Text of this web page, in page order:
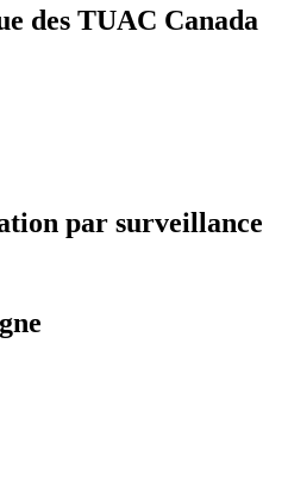
des TUAC Canada
par surveillance